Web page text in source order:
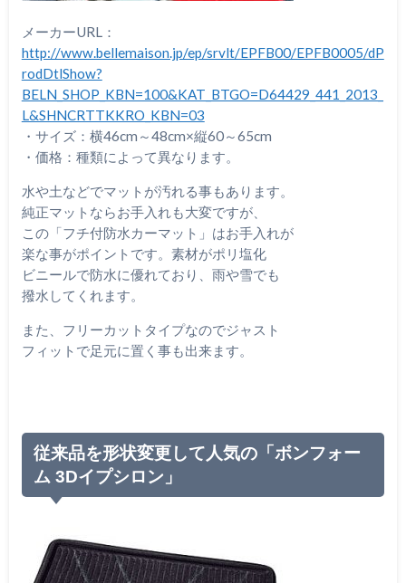
メーカーURL：
http://www.bellemaison.jp/ep/srvlt/EPFB00/EPFB0005/dP
rodDtlShow?
BELN_SHOP_KBN=100&KAT_BTGO=D64429_441_2013_
L&SHNCRTTKKRO_KBN=03
・サイズ：横46cm～48cm×縦60～65cm
・価格：種類によって異なります。
水や土などでマットが汚れる事もあります。
純正マットならお手入れも大変ですが、
この「フチ付防水カーマット」はお手入れが
楽な事がポイントです。素材がポリ塩化
ビニールで防水に優れており、雨や雪でも
撥水してくれます。
また、フリーカットタイプなのでジャスト
フィットで足元に置く事も出来ます。
従来品を形状変更して人気の「ボンフォー
ム 3Dイプシロン」